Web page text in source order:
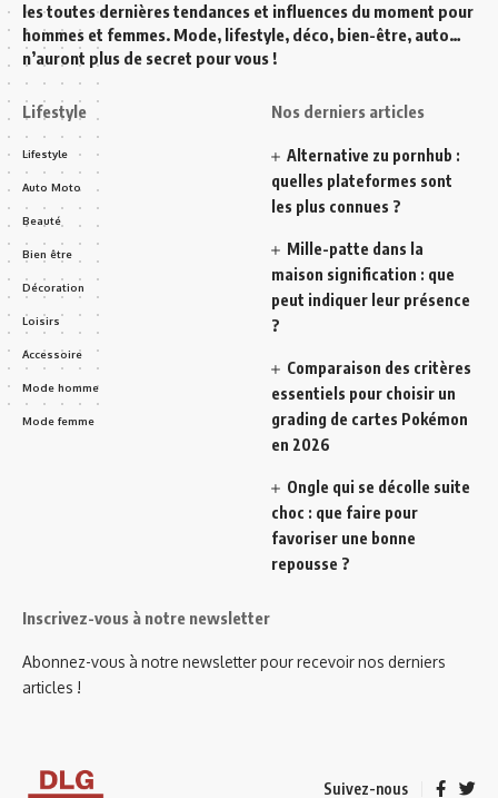
les toutes dernières tendances et influences du moment pour
hommes et femmes. Mode, lifestyle, déco, bien-être, auto…
n’auront plus de secret pour vous !
Lifestyle
Lifestyle
Auto Moto
Beauté
Bien être
Décoration
Loisirs
Accessoire
Mode homme
Mode femme
Nos derniers articles
Alternative zu pornhub :
quelles plateformes sont
les plus connues ?
Mille-patte dans la
maison signification : que
peut indiquer leur présence
?
Comparaison des critères
essentiels pour choisir un
grading de cartes Pokémon
en 2026
Ongle qui se décolle suite
choc : que faire pour
favoriser une bonne
repousse ?
Inscrivez-vous à notre newsletter
Abonnez-vous à notre newsletter pour recevoir nos derniers
articles !
Suivez-nous